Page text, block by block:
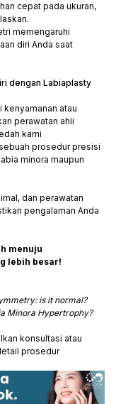
cepat pada ukuran,
memengaruhi
diri Anda saat
dengan Labiaplasty
kenyamanan atau
perawatan ahli
kami
prosedur presisi
minora maupun
dan perawatan
pengalaman Anda
menuju
lebih besar!
is it normal?
Minora Hypertrophy?
konsultasi atau
prosedur